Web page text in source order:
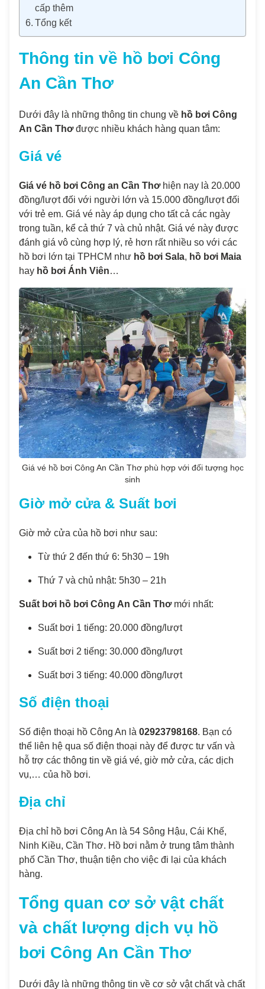
cấp thêm
Tổng kết
Thông tin về hồ bơi Công
An Cần Thơ
Dưới đây là những thông tin chung về hồ bơi Công
An Cần Thơđược nhiều khách hàng quan tâm:
Giá vé
Giá vé hồ bơi Công an Cần Thơhiện nay là 20.000
đồng/lượt đối với người lớn và 15.000 đồng/lượt đối
với trẻ em. Giá vé này áp dụng cho tất cả các ngày
trong tuần, kể cả thứ 7 và chủ nhật. Giá vé này được
đánh giá vô cùng hợp lý, rẻ hơn rất nhiều so với các
hồ bơi lớn tại TPHCM như hồ bơi Sala, hồ bơi Maia
hay hồ bơi Ánh Viên…
Giá vé hồ bơi Công An Cần Thơ phù hợp với đối tượng học
sinh
Giờ mở cửa & Suất bơi
Giờ mở cửa của hồ bơi như sau:
Từ thứ 2 đến thứ 6: 5h30 – 19h
Thứ 7 và chủ nhật: 5h30 – 21h
Suất bơi hồ bơi Công An Cần Thơmới nhất:
Suất bơi 1 tiếng: 20.000 đồng/lượt
Suất bơi 2 tiếng: 30.000 đồng/lượt
Suất bơi 3 tiếng: 40.000 đồng/lượt
Số điện thoại
Số điện thoại hồ Công An là 02923798168. Bạn có
thể liên hệ qua số điện thoại này để được tư vấn và
hỗ trợ các thông tin về giá vé, giờ mở cửa, các dịch
vụ,… của hồ bơi.
Địa chỉ
Địa chỉ hồ bơi Công An là 54 Sông Hậu, Cái Khế,
Ninh Kiều, Cần Thơ. Hồ bơi nằm ở trung tâm thành
phố Cần Thơ, thuận tiện cho việc đi lại của khách
hàng.
Tổng quan cơ sở vật chất
và chất lượng dịch vụ hồ
bơi Công An Cần Thơ
Dưới đây là những thông tin về cơ sở vật chất và chất